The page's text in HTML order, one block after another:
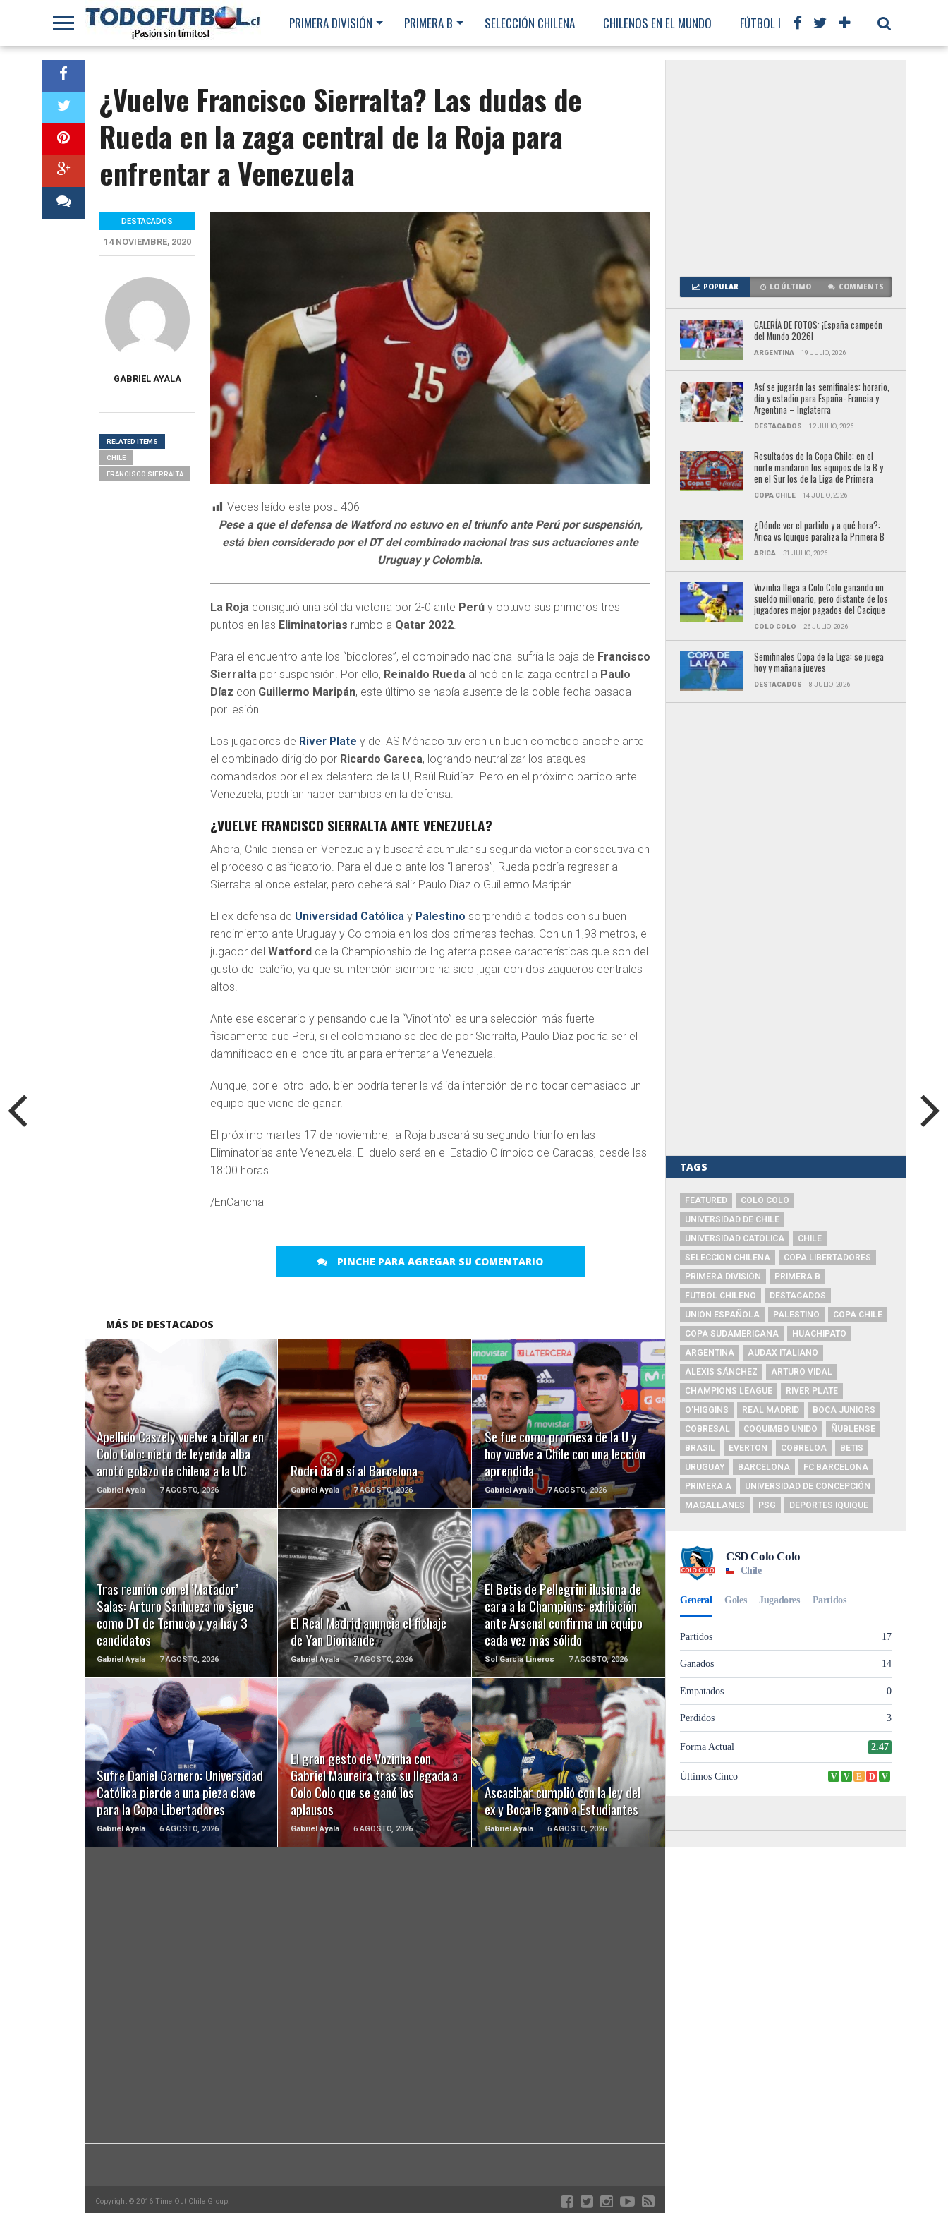
PRIMERA DIVISIÓN PRIMERA B SELECCIÓN CHILENA CHILENOS EN EL MUNDO FÚTBOL INTERNACIONAL
¿Vuelve Francisco Sierralta? Las dudas de
Rueda en la zaga central de la Roja para
enfrentar a Venezuela
Veces leído este post: 406
Pese a que el defensa de Watford no estuvo en el triunfo ante Perú por suspensión,
está bien considerado por el DT del combinado nacional tras sus actuaciones ante
Uruguay y Colombia.
La Roja consiguió una sólida victoria por 2-0 ante Perúy obtuvo sus primeros tres
puntos en las Eliminatorias rumbo a Qatar 2022.
Para el encuentro ante los “bicolores”, el combinado nacional sufría la baja de Francisco
Sierralta por suspensión. Por ello, Reinaldo Rueda alineó en la zaga central a Paulo
Díaz con Guillermo Maripán, este último se había ausente de la doble fecha pasada
por lesión.
Los jugadores de River Plate y del AS Mónaco tuvieron un buen cometido anoche ante
el combinado dirigido por Ricardo Gareca, logrando neutralizar los ataques
comandados por el ex delantero de la U, Raúl Ruidíaz. Pero en el próximo partido ante
Venezuela, podrían haber cambios en la defensa.
¿VUELVE FRANCISCO SIERRALTA ANTE VENEZUELA?
Ahora, Chile piensa en Venezuela y buscará acumular su segunda victoria consecutiva en
el proceso clasificatorio. Para el duelo ante los “llaneros”, Rueda podría regresar a
Sierralta al once estelar, pero deberá salir Paulo Díaz o Guillermo Maripán.
El ex defensa de Universidad Católica y Palestino sorprendió a todos con su buen
rendimiento ante Uruguay y Colombia en los dos primeras fechas. Con un 1,93 metros, el
jugador delWatford de la Championship de Inglaterra posee características que son del
gusto del caleño, ya que su intención siempre ha sido jugar con dos zagueros centrales
altos.
Ante ese escenario y pensando que la “Vinotinto” es una selección más fuerte
físicamente que Perú, si el colombiano se decide por Sierralta, Paulo Díaz podría ser el
damnificado en el once titular para enfrentar a Venezuela.
Aunque, por el otro lado, bien podría tener la válida intención de no tocar demasiado un
equipo que viene de ganar.
El próximo martes 17 de noviembre, la Roja buscará su segundo triunfo en las
Eliminatorias ante Venezuela. El duelo será en el Estadio Olímpico de Caracas, desde las
18:00 horas.
/EnCancha
PINCHE PARA AGREGAR SU COMENTARIO
DESTACADOS
14 NOVIEMBRE, 2020
GABRIEL AYALA
RELATED ITEMS
CHILE
FRANCISCO SIERRALTA
MÁS DE DESTACADOS
Apellido Caszely vuelve a brillar en
Colo Colo: nieto de leyenda alba
anotó golazo de chilena a la UC
Gabriel Ayala 7 AGOSTO, 2026
LEER MÁS
Rodri da el sí al Barcelona
Gabriel Ayala 7 AGOSTO, 2026
LEER MÁS
Se fue como promesa de la U y
hoy vuelve a Chile con una lección
aprendida
Gabriel Ayala 7 AGOSTO, 2026
LEER MÁS
Tras reunión con el ’Matador’
Salas: Arturo Sanhueza no sigue
como DT de Temuco y ya hay 3
candidatos
Gabriel Ayala 7 AGOSTO, 2026
LEER MÁS
El Real Madrid anuncia el fichaje
de Yan Diomande
Gabriel Ayala 7 AGOSTO, 2026
LEER MÁS
El Betis de Pellegrini ilusiona de
cara a la Champions: exhibición
ante Arsenal confirma un equipo
cada vez más sólido
Sol Garcia Lineros 7 AGOSTO, 2026
LEER MÁS
Sufre Daniel Garnero: Universidad
Católica pierde a una pieza clave
para la Copa Libertadores
Gabriel Ayala 6 AGOSTO, 2026
LEER MÁS
El gran gesto de Vozinha con
Gabriel Maureira tras su llegada a
Colo Colo que se ganó los
aplausos
Gabriel Ayala 6 AGOSTO, 2026
LEER MÁS
Ascacibar cumplió con la ley del
ex y Boca le ganó a Estudiantes
Gabriel Ayala 6 AGOSTO, 2026
LEER MÁS
POPULAR LO ÚLTIMO COMMENTS
GALERÍA DE FOTOS: ¡España campeón
del Mundo 2026!
ARGENTINA 19 JULIO, 2026
Así se jugarán las semifinales: horario,
día y estadio para España- Francia y
Argentina – Inglaterra
DESTACADOS 12 JULIO, 2026
Resultados de la Copa Chile: en el
norte mandaron los equipos de la B y
en el Sur los de la Liga de Primera
COPA CHILE 14 JULIO, 2026
¿Dónde ver el partido y a qué hora?:
Arica vs Iquique paraliza la Primera B
ARICA 31 JULIO, 2026
Vozinha llega a Colo Colo ganando un
sueldo millonario, pero distante de los
jugadores mejor pagados del Cacique
COLO COLO 26 JULIO, 2026
Semifinales Copa de la Liga: se juega
hoy y mañana jueves
DESTACADOS 8 JULIO, 2026
TAGS
FEATURED
COLO COLO
UNIVERSIDAD DE CHILE
UNIVERSIDAD CATÓLICA
CHILE
SELECCIÓN CHILENA
COPA LIBERTADORES
PRIMERA DIVISIÓN
PRIMERA B
FUTBOL CHILENO
DESTACADOS
UNIÓN ESPAÑOLA
PALESTINO
COPA CHILE
COPA SUDAMERICANA
HUACHIPATO
ARGENTINA
AUDAX ITALIANO
ALEXIS SÁNCHEZ
ARTURO VIDAL
CHAMPIONS LEAGUE
RIVER PLATE
O'HIGGINS
REAL MADRID
BOCA JUNIORS
COBRESAL
COQUIMBO UNIDO
ÑUBLENSE
BRASIL
EVERTON COBRELOA
BETIS
URUGUAY
BARCELONA
FC BARCELONA
PRIMERA A
UNIVERSIDAD DE CONCEPCIÓN
MAGALLANES
PSG DEPORTES IQUIQUE
Copyright © 2016 Time Out Chile Group.